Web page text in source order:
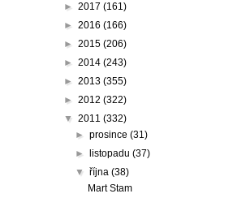
► 2017 (161)
► 2016 (166)
► 2015 (206)
► 2014 (243)
► 2013 (355)
► 2012 (322)
▼ 2011 (332)
►prosince(31)
►
listopadu(37)
▼října(38)
Mart Stam